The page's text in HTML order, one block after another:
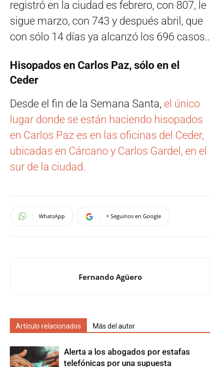
registró en la ciudad es febrero, con 807, le
sigue marzo, con 743 y después abril, que
con sólo 14 días ya alcanzó los 696 casos..
Hisopados en Carlos Paz, sólo en el
Ceder
Desde el fin de la Semana Santa, el único
lugar donde se están haciendo hisopados
en Carlos Paz es en las oficinas del Ceder,
ubicadas en Cárcano y Carlos Gardel, en el
sur de la ciudad.
WhatsApp + Seguinos en Google
Fernando Agüero
Artículo relacionados Más del autor
Alerta a los abogados por estafas
telefónicas por una supuesta